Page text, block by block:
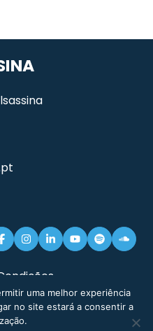
LegalSitemap
uma melhor experiência
no site estará a consentir a